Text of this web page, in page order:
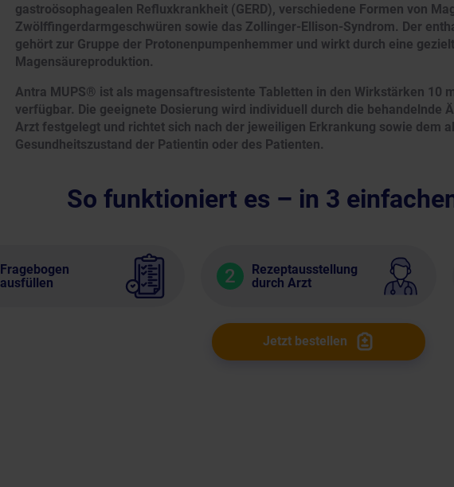
gastroösophagealen Refluxkrankheit (GERD), verschiedene Formen von
Zwölffingerdarmgeschwüren sowie das Zollinger-Ellison-Syndrom. Der
gehört zur Gruppe der Protonenpumpenhemmer und wirkt durch eine
Magensäureproduktion.
Antra MUPS® ist als magensaftresistente Tabletten in den Wirkstärken 10
verfügbar. Die geeignete Dosierung wird individuell durch die behandelnde
Arzt festgelegt und richtet sich nach der jeweiligen Erkrankung sowie dem
Gesundheitszustand der Patientin oder des Patienten.
So funktioniert es – in 3
Fragebogen
ausfüllen
2
Rezeptausstellung
durch Arzt
Jetzt bestellen